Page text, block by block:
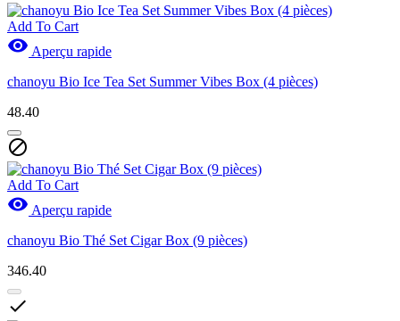
Add To Cart
 Aperçu rapide
chanoyu Bio Ice Tea Set Summer Vibes Box (4 pièces)
48.40

Add To Cart
 Aperçu rapide
chanoyu Bio Thé Set Cigar Box (9 pièces)
346.40
